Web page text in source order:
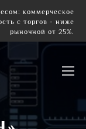
коммерческое
с торгов - ниже
рыночной от 25%.